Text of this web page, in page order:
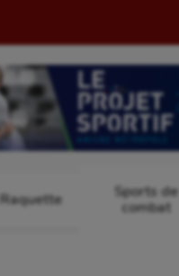
Raquette
Sports de
combat